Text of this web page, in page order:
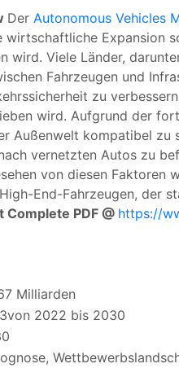
Der Autonomous Vehicles
wirtschaftliche
wird. Viele Länder,
Fahrzeugen und
zu
wird. Aufgrund der
Außenwelt kompatibel
vernetzten Autos zu
von diesen
End-Fahrzeugen, der
Complete PDF @ https://
Milliarden
2022 bis 2030